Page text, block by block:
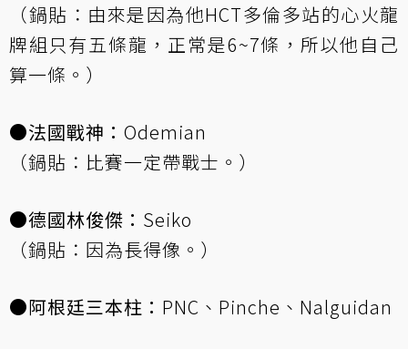
（鍋貼：由來是因為他HCT多倫多站的心火龍
牌組只有五條龍，正常是6~7條，所以他自己
算一條。）
●法國戰神： Odemian
（鍋貼：比賽一定帶戰士。）
●德國林俊傑： Seiko
（鍋貼：因為長得像。）
●阿根廷三本柱： PNC、Pinche、Nalguidan